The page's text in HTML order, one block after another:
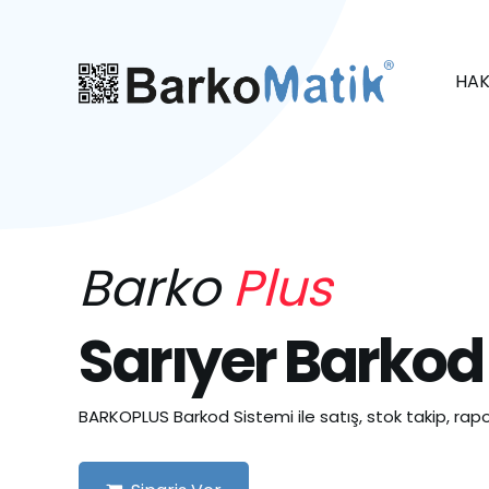
BarkoPlus
Sarıyer
BARKOPLUS Barkod Sistemi ile satış, stok takip,